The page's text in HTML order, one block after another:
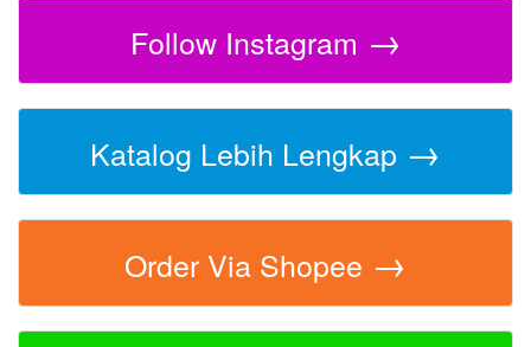
Follow Instagram →
Katalog Lebih Lengkap →
Order Via Shopee →